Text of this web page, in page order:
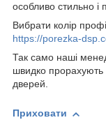
особливо стильно і
Вибрати колір
https://porezka-
Так само наші
швидко прорахують
дверей.
Приховати